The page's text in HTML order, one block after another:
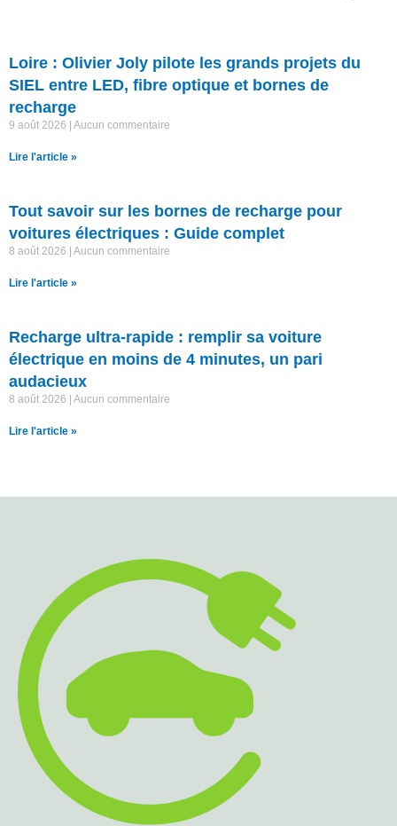
Loire : Olivier Joly pilote les grands projets du
SIEL entre LED, fibre optique et bornes de
recharge
9 août 2026 Aucun commentaire
Lire l'article »
Tout savoir sur les bornes de recharge pour
voitures électriques : Guide complet
8 août 2026 Aucun commentaire
Lire l'article »
Recharge ultra-rapide : remplir sa voiture
électrique en moins de 4 minutes, un pari
audacieux
8 août 2026 Aucun commentaire
Lire l'article »